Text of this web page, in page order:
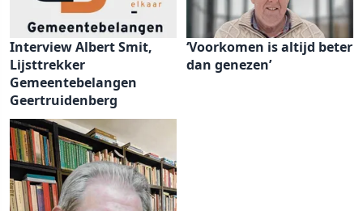
Interview Albert Smit,
Lijsttrekker
Gemeentebelangen
Geertruidenberg
‘Voorkomen is altijd beter
dan genezen’